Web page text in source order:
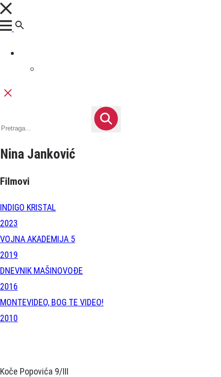
Nina Janković
Filmovi
INDIGO KRISTAL
2023
VOJNA AKADEMIJA 5
2019
DNEVNIK MAŠINOVOĐE
2016
MONTEVIDEO, BOG TE VIDEO!
2010
Koče Popovića 9/III